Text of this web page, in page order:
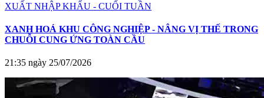
XUẤT NHẬP KHẨU - CUỐI TUẦN
XANH HOÁ KHU CÔNG NGHIỆP - NÂNG VỊ THẾ TRONG
CHUỖI CUNG ỨNG TOÀN CẦU
21:35 ngày 25/07/2026